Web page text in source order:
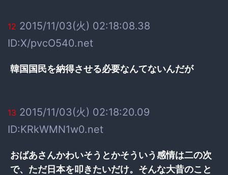
12 2015/11/03(火) 02:18:08.38
ID:X/pvcO540.net
韓国国民を納得させる必要なんてないんだが
13 2015/11/03(火) 02:18:20.09
ID:KRkWMN1w0.net
おばあさんかわいそうとかそういう感情は二の次
で、ただ日本を叩きたいだけ。そんな大昔のこと